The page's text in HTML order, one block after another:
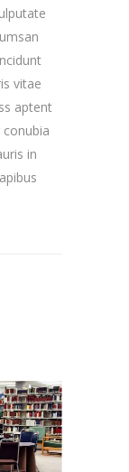
vitae
aptent
in